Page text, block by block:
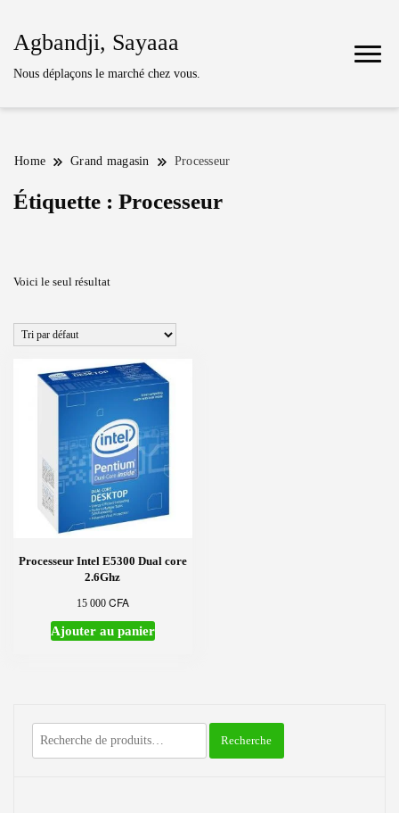
Agbandji, Sayaaa
Nous déplaçons le marché chez vous.
Home Grand magasin Processeur
Étiquette : Processeur
Voici le seul résultat
Processeur Intel E5300 Dual core
2.6Ghz
15 000 CFA
Ajouter au panier
Recherche